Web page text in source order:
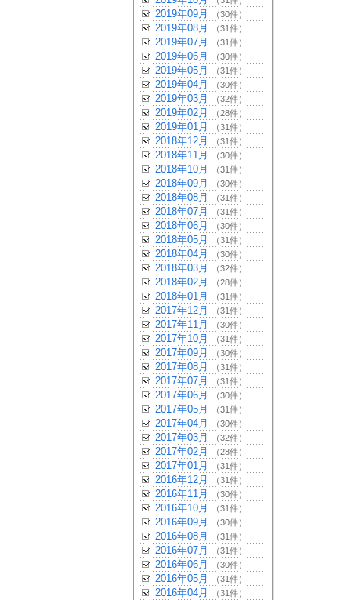
2019年09月 （30件）
2019年08月 （31件）
2019年07月 （31件）
2019年06月 （30件）
2019年05月 （31件）
2019年04月 （30件）
2019年03月 （32件）
2019年02月 （28件）
2019年01月 （31件）
2018年12月 （31件）
2018年11月 （30件）
2018年10月 （31件）
2018年09月 （30件）
2018年08月 （31件）
2018年07月 （31件）
2018年06月 （30件）
2018年05月 （31件）
2018年04月 （30件）
2018年03月 （32件）
2018年02月 （28件）
2018年01月 （31件）
2017年12月 （31件）
2017年11月 （30件）
2017年10月 （31件）
2017年09月 （30件）
2017年08月 （31件）
2017年07月 （31件）
2017年06月 （30件）
2017年05月 （31件）
2017年04月 （30件）
2017年03月 （32件）
2017年02月 （28件）
2017年01月 （31件）
2016年12月 （31件）
2016年11月 （30件）
2016年10月 （31件）
2016年09月 （30件）
2016年08月 （31件）
2016年07月 （31件）
2016年06月 （30件）
2016年05月 （31件）
2016年04月 （31件）